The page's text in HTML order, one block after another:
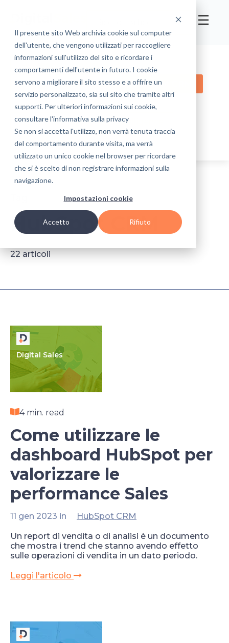
Il presente sito Web archivia cookie sul computer
dell'utente, che vengono utilizzati per raccogliere
informazioni sull'utilizzo del sito e ricordare i
comportamenti dell'utente in futuro. I cookie
servono a migliorare il sito stesso e a offrire un
servizio personalizzato, sia sul sito che tramite altri
supporti. Per ulteriori informazioni sui cookie,
consultare l'informativa sulla privacy
Se non si accetta l'utilizzo, non verrà tenuta traccia
del comportamento durante visita, ma verrà
utilizzato un unico cookie nel browser per ricordare
che si è scelto di non registrare informazioni sulla
navigazione.
Impostazioni cookie
Accetto Rifiuto
Processi di Vendita B2B
Customer Experience
HubSpot CRM
Lead Management
Sales Automation and Intelligence
Eventi & News
HubSpot CRM
22 articoli
Digital Sales
4 min. read
Come utilizzare le
dashboard HubSpot per
valorizzare le
performance Sales
11 gen 2023 in HubSpot CRM
Un report di vendita o di analisi è un documento
che mostra i trend che stanno avendo effetto
sulle operazioni di vendita in un dato periodo.
Leggi l'articolo